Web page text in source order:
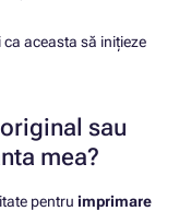
aceasta să inițieze
sau
mea?
pentru imprimare